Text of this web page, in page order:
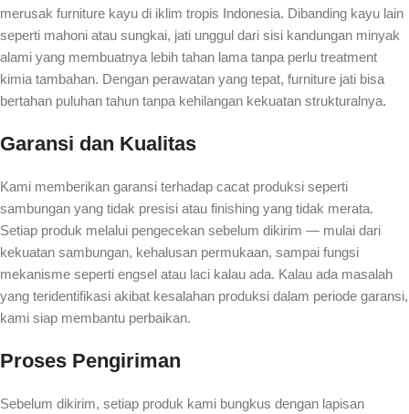
merusak furniture kayu di iklim tropis Indonesia. Dibanding kayu lain
seperti mahoni atau sungkai, jati unggul dari sisi kandungan minyak
alami yang membuatnya lebih tahan lama tanpa perlu treatment
kimia tambahan. Dengan perawatan yang tepat, furniture jati bisa
bertahan puluhan tahun tanpa kehilangan kekuatan strukturalnya.
Garansi dan Kualitas
Kami memberikan garansi terhadap cacat produksi seperti
sambungan yang tidak presisi atau finishing yang tidak merata.
Setiap produk melalui pengecekan sebelum dikirim — mulai dari
kekuatan sambungan, kehalusan permukaan, sampai fungsi
mekanisme seperti engsel atau laci kalau ada. Kalau ada masalah
yang teridentifikasi akibat kesalahan produksi dalam periode garansi,
kami siap membantu perbaikan.
Proses Pengiriman
Sebelum dikirim, setiap produk kami bungkus dengan lapisan